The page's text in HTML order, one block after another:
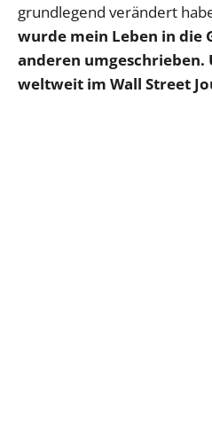
grundlegend verändert
wurde mein Leben in die
anderen umgeschrieben.
weltweit im Wall Street